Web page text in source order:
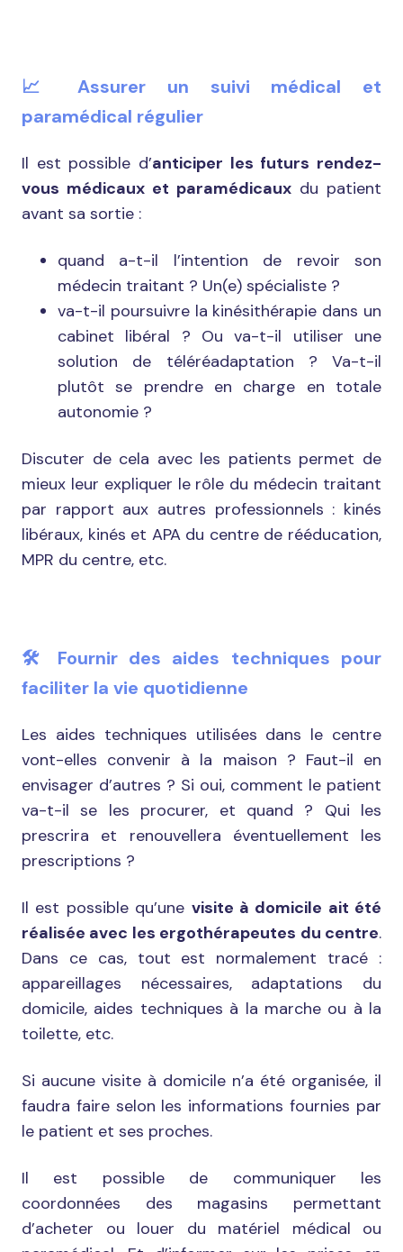
📈 Assurer un suivi médical et
paramédical régulier
Il est possible d’anticiper les futurs rendez-
vous médicaux et paramédicaux du patient
avant sa sortie :
quand a-t-il l’intention de revoir son
médecin traitant ? Un(e) spécialiste ?
va-t-il poursuivre la kinésithérapie dans un
cabinet libéral ? Ou va-t-il utiliser une
solution de téléréadaptation ? Va-t-il
plutôt se prendre en charge en totale
autonomie ?
Discuter de cela avec les patients permet de
mieux leur expliquer le rôle du médecin traitant
par rapport aux autres professionnels : kinés
libéraux, kinés et APA du centre de rééducation,
MPR du centre, etc.
🛠️ Fournir des aides techniques pour
faciliter la vie quotidienne
Les aides techniques utilisées dans le centre
vont-elles convenir à la maison ? Faut-il en
envisager d’autres ? Si oui, comment le patient
va-t-il se les procurer, et quand ? Qui les
prescrira et renouvellera éventuellement les
prescriptions ?
Il est possible qu’une visite à domicile ait été
réalisée avec les ergothérapeutes du centre.
Dans ce cas, tout est normalement tracé :
appareillages nécessaires, adaptations du
domicile, aides techniques à la marche ou à la
toilette, etc.
Si aucune visite à domicile n’a été organisée, il
faudra faire selon les informations fournies par
le patient et ses proches.
Il est possible de communiquer les
coordonnées des magasins permettant
d’acheter ou louer du matériel médical ou